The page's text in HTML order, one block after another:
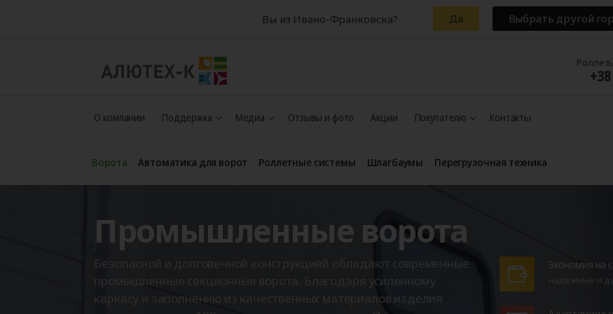
О компании Поддержка Медиа Отзывы и фото Акции Покупателю Контакты
Ворота Автоматика для ворот Роллетные системы Шлагбаумы Перегрузочная техника
Промышленные ворота
Безопасной и долговечной конструкцией обладают современные
промышленные секционные ворота. Благодаря усиленному
каркасу и заполнению из качественных материалов изделия
Экономия на
надежные и
Вы из Ивано-Франковска? Да Выбрать другой